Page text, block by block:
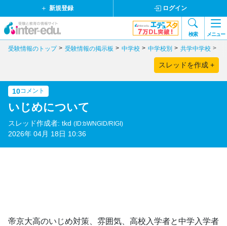
新規登録 ログイン
検索 メニュー
受験情報のトップ 受験情報の掲示板 中学校 中学校別 共学中学校
スレッドを作成 +
10コメント
いじめについて
スレッド作成者: tkd (ID:bWNGlD/RIGI)
2026年 04月 18日 10:36
帝京大高のいじめ対策、雰囲気、高校入学者と中学入学者